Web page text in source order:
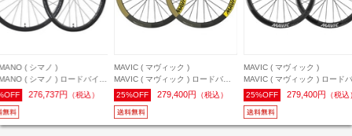
( シマノ )
( シマノ ) ロードバイク
ール(ディスクブレーキ用)
C36-TL DURA-ACE (
エース ) R9200シリーズ 前
ト/シマノHGスプライン L2
276,737円 （税込）
MAVIC ( マヴィック )
MAVIC ( マヴィック ) ロードバイ
ク用ホイール(ディスクブレーキ用)
COSMIC SLR 45 DISC 23mm ( コ
スミック SLR45 ディスク ) 前後
セット SSC SMU 日本限定 シマノ
25%OFF 279,400円 （税込）
MAVIC ( マヴィック )
MAVIC ( マヴィック ) ロード
ク用ホイール(ディスクブレー
COSMIC SLR 45 DISC 23mm
スミック SLR45 ディスク )
セット シマノHG / 700C
25%OFF 279,400円 （税